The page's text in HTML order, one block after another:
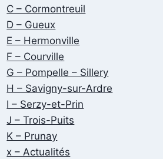
C – Cormontreuil
D – Gueux
E – Hermonville
F – Courville
G – Pompelle – Sillery
H – Savigny-sur-Ardre
I – Serzy-et-Prin
J – Trois-Puits
K – Prunay
x – Actualités